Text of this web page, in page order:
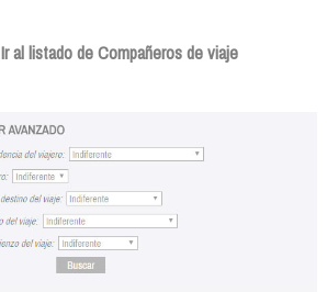
Ir al listado de Compañeros de viaje